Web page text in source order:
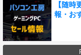
【随
報・お